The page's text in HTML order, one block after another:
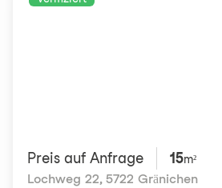
Preis auf Anfrage 15m²
Lochweg 22, 5722 Gränichen